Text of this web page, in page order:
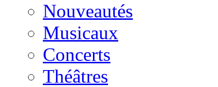
Nouveautés
Musicaux
Concerts
Théâtres